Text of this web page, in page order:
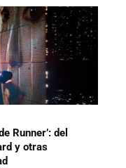
Runner’: del
y otras